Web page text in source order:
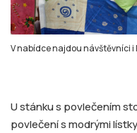
V nabídce najdou návštěvníci i
U stánku s povlečením
povlečení s modrými